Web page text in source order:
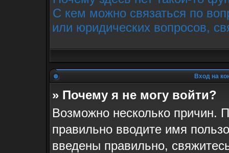
С кем можно связаться по
или юридических вопросов,
Вход на
» Почему я не могу войти?
Возможно несколько причин.
правильно вводите имя
введены правильно,